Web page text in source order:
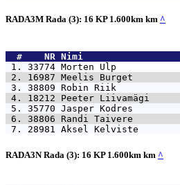
RADA3M Rada (3): 16 KP 1.600km km ^
  #    NR
Nimi
1. 33774 Morten Ulp
2. 16987 Meelis Burget
3. 38809 Robin Riik
4. 18212 Peeter Liivamägi
5. 35770 Jasper Kodres
6. 38806 Randi Taivere
7. 28981 Aksel Kelviste
RADA3N Rada (3): 16 KP 1.600km km ^